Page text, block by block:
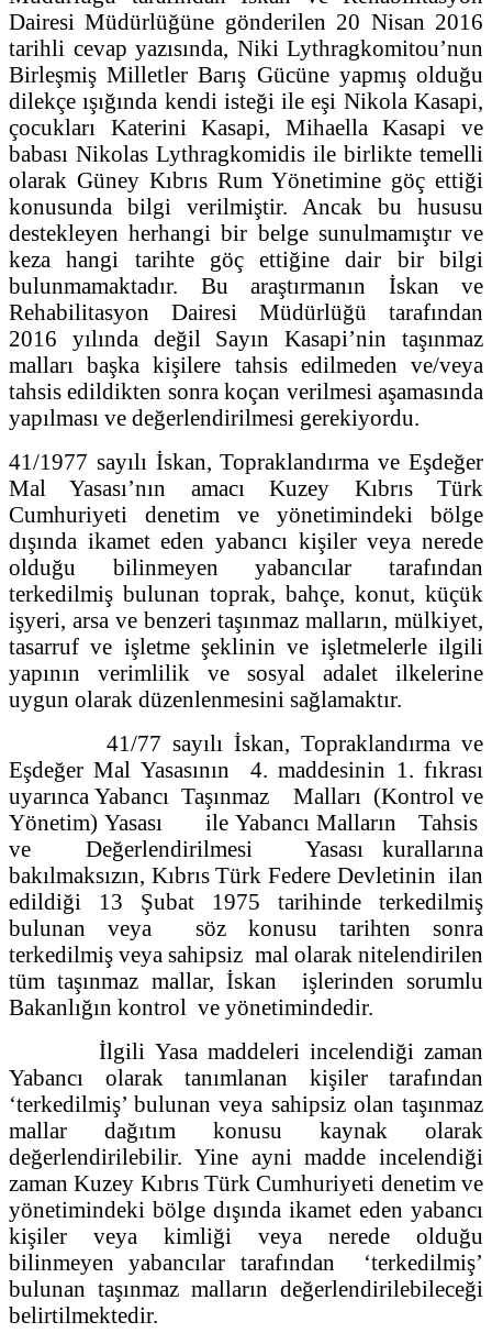
Dairesi Müdürlüğüne gönderilen 20 Nisan 2016
tarihli cevap yazısında, Niki Lythragkomitou’nun
Birleşmiş Milletler Barış Gücüne yapmış olduğu
dilekçe ışığında kendi isteği ile eşi Nikola Kasapi,
çocukları Katerini Kasapi, Mihaella Kasapi ve
babası Nikolas Lythragkomidis ile birlikte temelli
olarak Güney Kıbrıs Rum Yönetimine göç ettiği
konusunda bilgi verilmiştir. Ancak bu hususu
destekleyen herhangi bir belge sunulmamıştır ve
keza hangi tarihte göç ettiğine dair bir bilgi
bulunmamaktadır. Bu araştırmanın İskan ve
Rehabilitasyon Dairesi Müdürlüğü tarafından
2016 yılında değil Sayın Kasapi’nin taşınmaz
malları başka kişilere tahsis edilmeden ve/veya
tahsis edildikten sonra koçan verilmesi aşamasında
yapılması ve değerlendirilmesi gerekiyordu.
41/1977 sayılı İskan, Topraklandırma ve Eşdeğer
Mal Yasası’nın amacı Kuzey Kıbrıs Türk
Cumhuriyeti denetim ve yönetimindeki bölge
dışında ikamet eden yabancı kişiler veya nerede
olduğu bilinmeyen yabancılar tarafından
terkedilmiş bulunan toprak, bahçe, konut, küçük
işyeri, arsa ve benzeri taşınmaz malların, mülkiyet,
tasarruf ve işletme şeklinin ve işletmelerle ilgili
yapının verimlilik ve sosyal adalet ilkelerine
uygun olarak düzenlenmesini sağlamaktır.
41/77 sayılı İskan, Topraklandırma ve
Eşdeğer Mal Yasasının 4. maddesinin 1. fıkrası
uyarınca Yabancı Taşınmaz Malları (Kontrol ve
Yönetim) Yasası ile Yabancı Malların Tahsis
ve Değerlendirilmesi Yasası kurallarına
bakılmaksızın, Kıbrıs Türk Federe Devletinin ilan
edildiği 13 Şubat 1975 tarihinde terkedilmiş
bulunan veya söz konusu tarihten sonra
terkedilmiş veya sahipsiz mal olarak nitelendirilen
tüm taşınmaz mallar, İskan işlerinden sorumlu
Bakanlığın kontrol ve yönetimindedir.
İlgili Yasa maddeleri incelendiği zaman
Yabancı olarak tanımlanan kişiler tarafından
‘terkedilmiş’ bulunan veya sahipsiz olan taşınmaz
mallar dağıtım konusu kaynak olarak
değerlendirilebilir. Yine ayni madde incelendiği
zaman Kuzey Kıbrıs Türk Cumhuriyeti denetim ve
yönetimindeki bölge dışında ikamet eden yabancı
kişiler veya kimliği veya nerede olduğu
bilinmeyen yabancılar tarafından ‘terkedilmiş’
bulunan taşınmaz malların değerlendirilebileceği
belirtilmektedir.